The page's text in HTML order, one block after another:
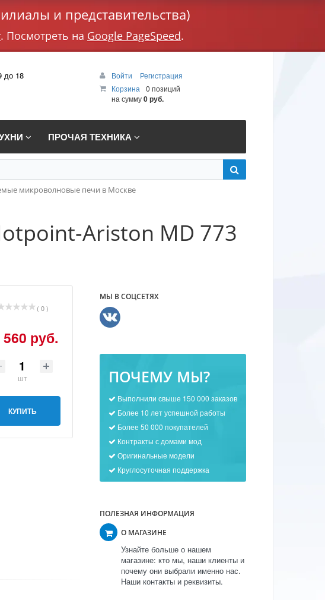
и представительства)
. Посмотреть на Google PageSpeed.
до 18 Войти
Регистрация
Корзина
0 позиций
на сумму0 руб.
ПРОЧАЯ ТЕХНИКА
микроволновые печи в Москве
Ariston MD 773
( 0 )
руб.
шт
КУПИТЬ
МЫ В СОЦСЕТЯХ
ПОЧЕМУ МЫ?
Выполнили свыше 150 000 заказов
Более 10 лет успешной работы
Более 50 000 покупателей
Контракты с домами мод
Оригинальные модели
Круглосуточная поддержка
ПОЛЕЗНАЯ ИНФОРМАЦИЯ
О МАГАЗИНЕ
Узнайте больше о нашем
магазине: кто мы, наши клиенты и
почему они выбрали именно нас.
Наши контакты и реквизиты.